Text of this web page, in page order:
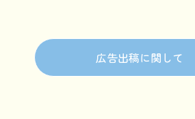
広告出稿に関して